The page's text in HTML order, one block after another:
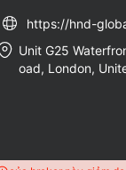
https://hnd-
Unit G25
oad, London,